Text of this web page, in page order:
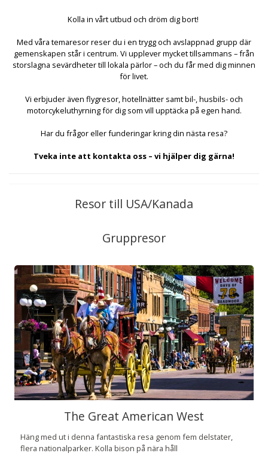
Kolla in vårt utbud och dröm dig bort!
Med våra temaresor reser du i en trygg och avslappnad grupp där
gemenskapen står i centrum. Vi upplever mycket tillsammans – från
storslagna sevärdheter till lokala pärlor – och du får med dig minnen
för livet.
Vi erbjuder även flygresor, hotellnätter samt bil-, husbils- och
motorcykeluthyrning för dig som vill upptäcka på egen hand.
Har du frågor eller funderingar kring din nästa resa?
Tveka inte att kontakta oss – vi hjälper dig gärna!
Resor till USA/Kanada
Gruppresor
The Great American West
Häng med ut i denna fantastiska resa genom fem delstater,
flera nationalparker. Kolla bison på nära håll